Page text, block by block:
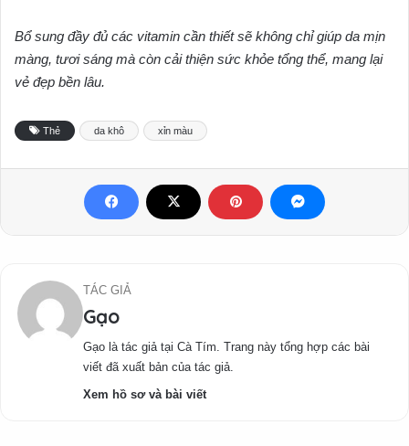
Bổ sung đầy đủ các vitamin cần thiết sẽ không chỉ giúp da mịn
màng, tươi sáng mà còn cải thiện sức khỏe tổng thể, mang lại
vẻ đẹp bền lâu.
Thẻ da khô xỉn màu
TÁC GIẢ
Gạo
Gạo là tác giả tại Cà Tím. Trang này tổng hợp các bài
viết đã xuất bản của tác giả.
Xem hồ sơ và bài viết